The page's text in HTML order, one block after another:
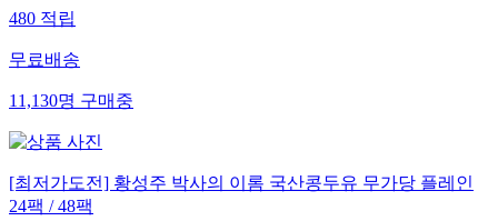
480적립
무료배송
11,130명구매중
[최저가도전] 황성주 박사의 이롬 국산콩두유 무가당 플레인
24팩 / 48팩